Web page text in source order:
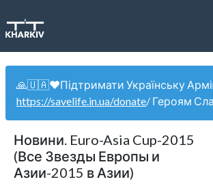
🙏🇺🇦❤️Підтримати Українську
https://savelife.in.ua/donate/ Героям
Новини. Euro-Asia Cup-2015
(Все Звезды Европы и
Азии-2015 в Азии)